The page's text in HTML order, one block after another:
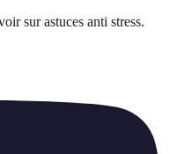
sur astuces anti stress.